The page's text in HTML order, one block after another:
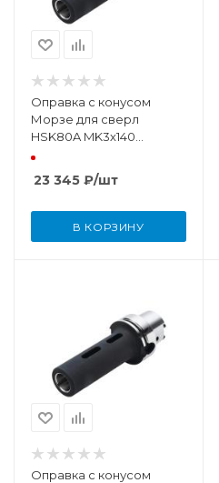
Оправка с конусом
Морзе для сверл
HSK80A MK3х140
DIN69893
23 345 ₽/шт
В КОРЗИНУ
Оправка с конусом